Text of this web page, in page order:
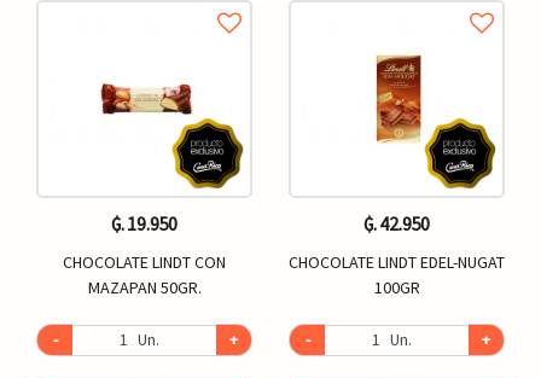
₲. 19.950
CHOCOLATE LINDT CON
MAZAPAN 50GR.
- Un. +
₲. 42.950
CHOCOLATE LINDT EDEL-NUGAT
100GR
- Un. +